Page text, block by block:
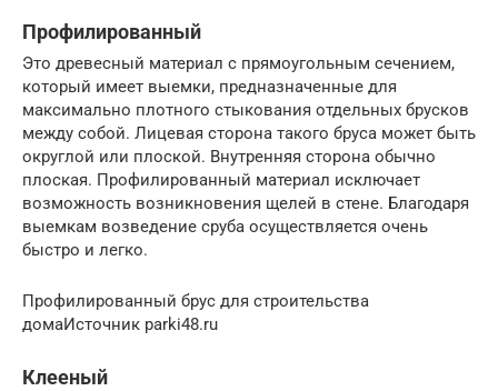
Профилированный
Это древесный материал с прямоугольным сечением,
который имеет выемки, предназначенные для
максимально плотного стыкования отдельных брусков
между собой. Лицевая сторона такого бруса может быть
округлой или плоской. Внутренняя сторона обычно
плоская. Профилированный материал исключает
возможность возникновения щелей в стене. Благодаря
выемкам возведение сруба осуществляется очень
быстро и легко.
Профилированный брус для строительства
домаИсточник parki48.ru
Клееный